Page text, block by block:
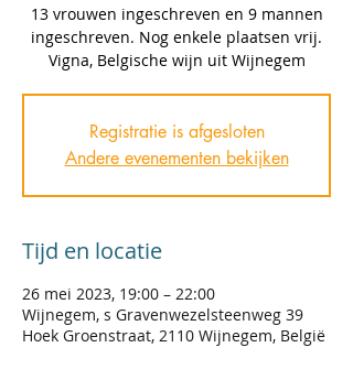
13 vrouwen ingeschreven en 9 mannen
ingeschreven. Nog enkele plaatsen vrij.
Vigna, Belgische wijn uit Wijnegem
Registratie is afgesloten
Andere evenementen bekijken
Tijd en locatie
26 mei 2023, 19:00 – 22:00
Wijnegem, s Gravenwezelsteenweg 39
Hoek Groenstraat, 2110 Wijnegem, België